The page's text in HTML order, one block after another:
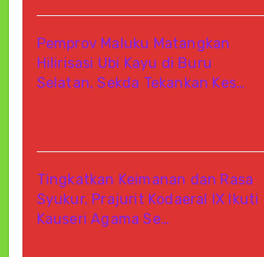
Pemprov Maluku Matangkan
Hilirisasi Ubi Kayu di Buru
Selatan, Sekda Tekankan Kes…
Tingkatkan Keimanan dan Rasa
Syukur, Prajurit Kodaeral IX Ikuti
Kauseri Agama Se…